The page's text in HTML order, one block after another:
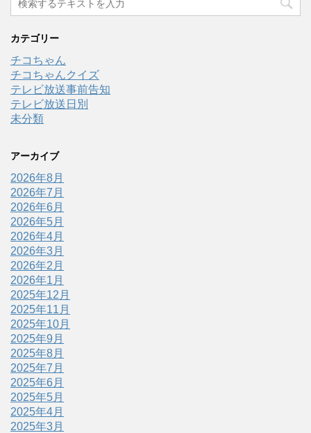
カテゴリー
チコちゃん
チコちゃんクイズ
テレビ放送事前告知
テレビ放送日別
未分類
アーカイブ
2026年8月
2026年7月
2026年6月
2026年5月
2026年4月
2026年3月
2026年2月
2026年1月
2025年12月
2025年11月
2025年10月
2025年9月
2025年8月
2025年7月
2025年6月
2025年5月
2025年4月
2025年3月